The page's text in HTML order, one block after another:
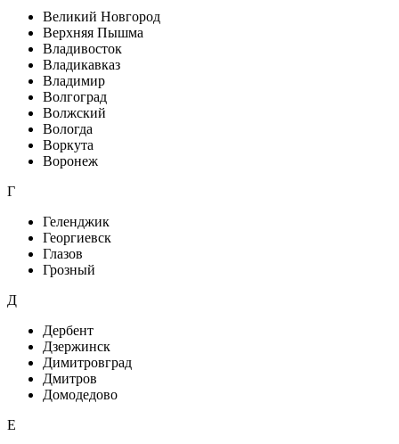
Великий Новгород
Верхняя Пышма
Владивосток
Владикавказ
Владимир
Волгоград
Волжский
Вологда
Воркута
Воронеж
Г
Геленджик
Георгиевск
Глазов
Грозный
Д
Дербент
Дзержинск
Димитровград
Дмитров
Домодедово
Е